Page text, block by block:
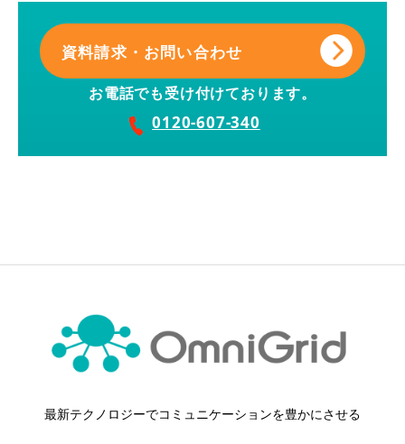
資料請求・お問い合わせ
お電話でも受け付けております。
0120-607-340
最新テクノロジーでコミュニケーションを豊かにさせる